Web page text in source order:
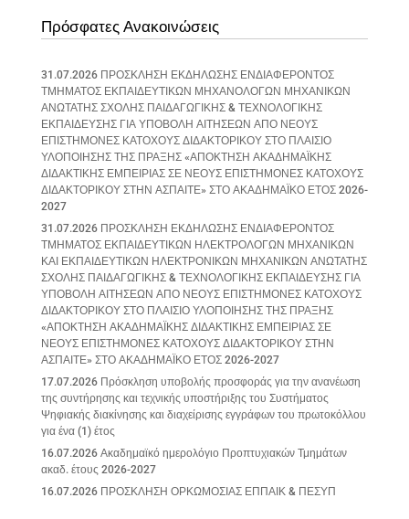
Πρόσφατες Ανακοινώσεις
31.07.2026 ΠΡΟΣΚΛΗΣΗ ΕΚΔΗΛΩΣΗΣ ΕΝΔΙΑΦΕΡΟΝΤΟΣ
ΤΜΗΜΑΤΟΣ ΕΚΠΑΙΔΕΥΤΙΚΩΝ ΜΗΧΑΝΟΛΟΓΩΝ ΜΗΧΑΝΙΚΩΝ
ΑΝΩΤΑΤΗΣ ΣΧΟΛΗΣ ΠΑΙΔΑΓΩΓΙΚΗΣ & ΤΕΧΝΟΛΟΓΙΚΗΣ
ΕΚΠΑΙΔΕΥΣΗΣ ΓΙΑ ΥΠΟΒΟΛΗ ΑΙΤΗΣΕΩΝ ΑΠΟ ΝΕΟΥΣ
ΕΠΙΣΤΗΜΟΝΕΣ ΚΑΤΟΧΟΥΣ ΔΙΔΑΚΤΟΡΙΚΟΥ ΣΤΟ ΠΛΑΙΣΙΟ
ΥΛΟΠΟΙΗΣΗΣ ΤΗΣ ΠΡΑΞΗΣ «ΑΠΟΚΤΗΣΗ ΑΚΑΔΗΜΑΪΚΗΣ
ΔΙΔΑΚΤΙΚΗΣ ΕΜΠΕΙΡΙΑΣ ΣΕ ΝΕΟΥΣ ΕΠΙΣΤΗΜΟΝΕΣ ΚΑΤΟΧΟΥΣ
ΔΙΔΑΚΤΟΡΙΚΟΥ ΣΤΗΝ ΑΣΠΑΙΤΕ» ΣΤΟ ΑΚΑΔΗΜΑΪΚΟ ΕΤΟΣ 2026-
2027
31.07.2026 ΠΡΟΣΚΛΗΣΗ ΕΚΔΗΛΩΣΗΣ ΕΝΔΙΑΦΕΡΟΝΤΟΣ
ΤΜΗΜΑΤΟΣ ΕΚΠΑΙΔΕΥΤΙΚΩΝ ΗΛΕΚΤΡΟΛΟΓΩΝ ΜΗΧΑΝΙΚΩΝ
ΚΑΙ ΕΚΠΑΙΔΕΥΤΙΚΩΝ ΗΛΕΚΤΡΟΝΙΚΩΝ ΜΗΧΑΝΙΚΩΝ ΑΝΩΤΑΤΗΣ
ΣΧΟΛΗΣ ΠΑΙΔΑΓΩΓΙΚΗΣ & ΤΕΧΝΟΛΟΓΙΚΗΣ ΕΚΠΑΙΔΕΥΣΗΣ ΓΙΑ
ΥΠΟΒΟΛΗ ΑΙΤΗΣΕΩΝ ΑΠΟ ΝΕΟΥΣ ΕΠΙΣΤΗΜΟΝΕΣ ΚΑΤΟΧΟΥΣ
ΔΙΔΑΚΤΟΡΙΚΟΥ ΣΤΟ ΠΛΑΙΣΙΟ ΥΛΟΠΟΙΗΣΗΣ ΤΗΣ ΠΡΑΞΗΣ
«ΑΠΟΚΤΗΣΗ ΑΚΑΔΗΜΑΪΚΗΣ ΔΙΔΑΚΤΙΚΗΣ ΕΜΠΕΙΡΙΑΣ ΣΕ
ΝΕΟΥΣ ΕΠΙΣΤΗΜΟΝΕΣ ΚΑΤΟΧΟΥΣ ΔΙΔΑΚΤΟΡΙΚΟΥ ΣΤΗΝ
ΑΣΠΑΙΤΕ» ΣΤΟ ΑΚΑΔΗΜΑΪΚΟ ΕΤΟΣ 2026-2027
17.07.2026 Πρόσκληση υποβολής προσφοράς για την ανανέωση
της συντήρησης και τεχνικής υποστήριξης του Συστήματος
Ψηφιακής διακίνησης και διαχείρισης εγγράφων του πρωτοκόλλου
για ένα (1) έτος
16.07.2026 Ακαδημαϊκό ημερολόγιο Προπτυχιακών Τμημάτων
ακαδ. έτους 2026-2027
16.07.2026 ΠΡΟΣΚΛΗΣΗ ΟΡΚΩΜΟΣΙΑΣ ΕΠΠΑΙΚ & ΠΕΣΥΠ